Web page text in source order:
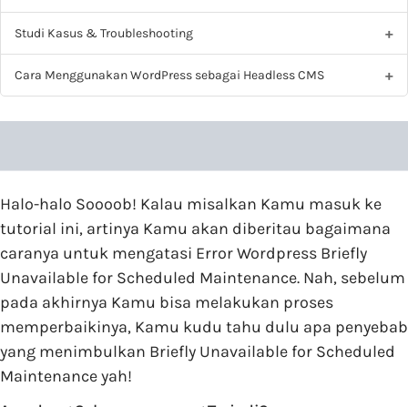
Studi Kasus & Troubleshooting
Cara Menggunakan WordPress sebagai Headless CMS
Halo-halo Soooob! Kalau misalkan Kamu masuk ke
tutorial ini, artinya Kamu akan diberitau bagaimana
caranya untuk mengatasi Error Wordpress Briefly
Unavailable for Scheduled Maintenance. Nah, sebelum
pada akhirnya Kamu bisa melakukan proses
memperbaikinya, Kamu kudu tahu dulu apa penyebab
yang menimbulkan Briefly Unavailable for Scheduled
Maintenance yah!